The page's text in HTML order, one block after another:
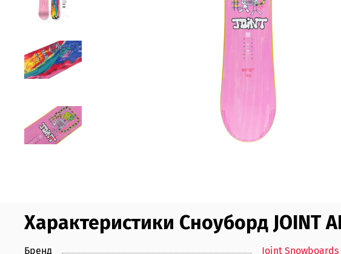
Характеристики Сноуборд JOINT
Бренд Joint Snowboards